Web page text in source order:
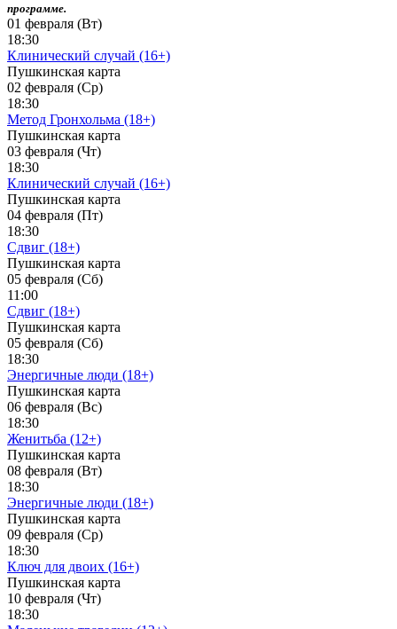
программе.
01 февраля (Вт)
18:30
Клинический случай (16+)
Пушкинская карта
02 февраля (Ср)
18:30
Метод Гронхольма (18+)
Пушкинская карта
03 февраля (Чт)
18:30
Клинический случай (16+)
Пушкинская карта
04 февраля (Пт)
18:30
Сдвиг (18+)
Пушкинская карта
05 февраля (Сб)
11:00
Сдвиг (18+)
Пушкинская карта
05 февраля (Сб)
18:30
Энергичные люди (18+)
Пушкинская карта
06 февраля (Вс)
18:30
Женитьба (12+)
Пушкинская карта
08 февраля (Вт)
18:30
Энергичные люди (18+)
Пушкинская карта
09 февраля (Ср)
18:30
Ключ для двоих (16+)
Пушкинская карта
10 февраля (Чт)
18:30